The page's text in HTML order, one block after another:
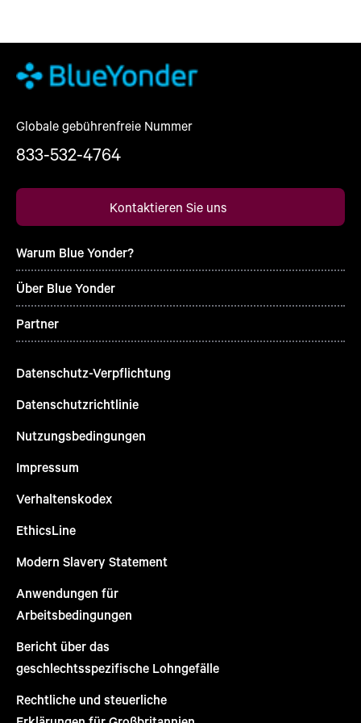
Globale gebührenfreie Nummer
833-532-4764
Kontaktieren Sie uns
Warum Blue Yonder?
Über Blue Yonder
Partner
Datenschutz-Verpflichtung
Datenschutzrichtlinie
Nutzungsbedingungen
Impressum
Verhaltenskodex
EthicsLine
Modern Slavery Statement
Anwendungen für
Arbeitsbedingungen
Bericht über das
geschlechtsspezifische Lohngefälle
Rechtliche und steuerliche